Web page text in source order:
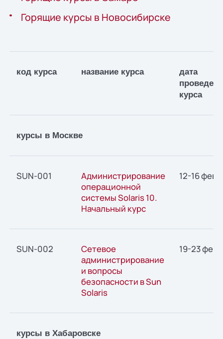
Горящие курсы в Новосибирске
код курса название курса
дата
курса
курсы в Москве
SUN-001
Администрирование
операционной
системы Solaris 10.
Начальный курс
12-16
SUN-002
Сетевое
администрирование
и вопросы
безопасности в Sun
Solaris
19-23
курсы в Хабаровске